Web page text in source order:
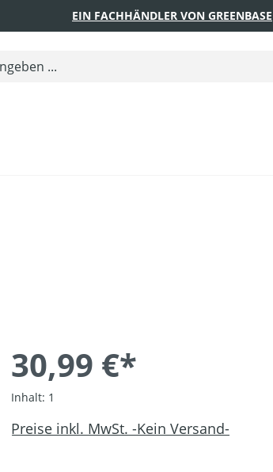
EIN FACHHÄNDLER VON GREENBASE
30,99 €*
Inhalt: 1
Preise inkl. MwSt. -Kein Versand-